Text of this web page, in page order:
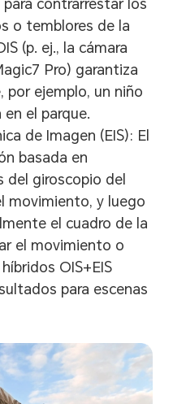
contrarrestar los
o temblores de la
(p. ej., la cámara
Pro) garantiza
por ejemplo, un niño
el parque.
de Imagen (EIS): El
basada en
giroscopio del
movimiento, y luego
el cuadro de la
el movimiento o
OIS+EIS
para escenas